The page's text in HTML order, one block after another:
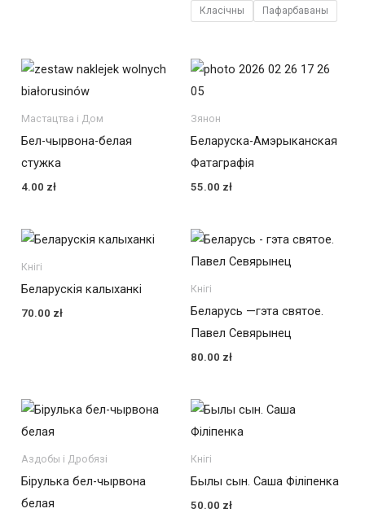
od
75.00 zł
Класічны Пафарбаваны
Мастацтва і Дом
Бел-чырвона-белая
стужка
4.00 zł
Зянон
Беларуска-Амэрыканская
Фатаграфія
55.00 zł
Кнігі
Беларускія калыханкі
70.00 zł
Кнігі
Беларусь —гэта святое.
Павел Севярынец
80.00 zł
Аздобы і Дробязі
Бірулька бел-чырвона
белая
Кнігі
Былы сын. Саша Філіпенка
50.00 zł